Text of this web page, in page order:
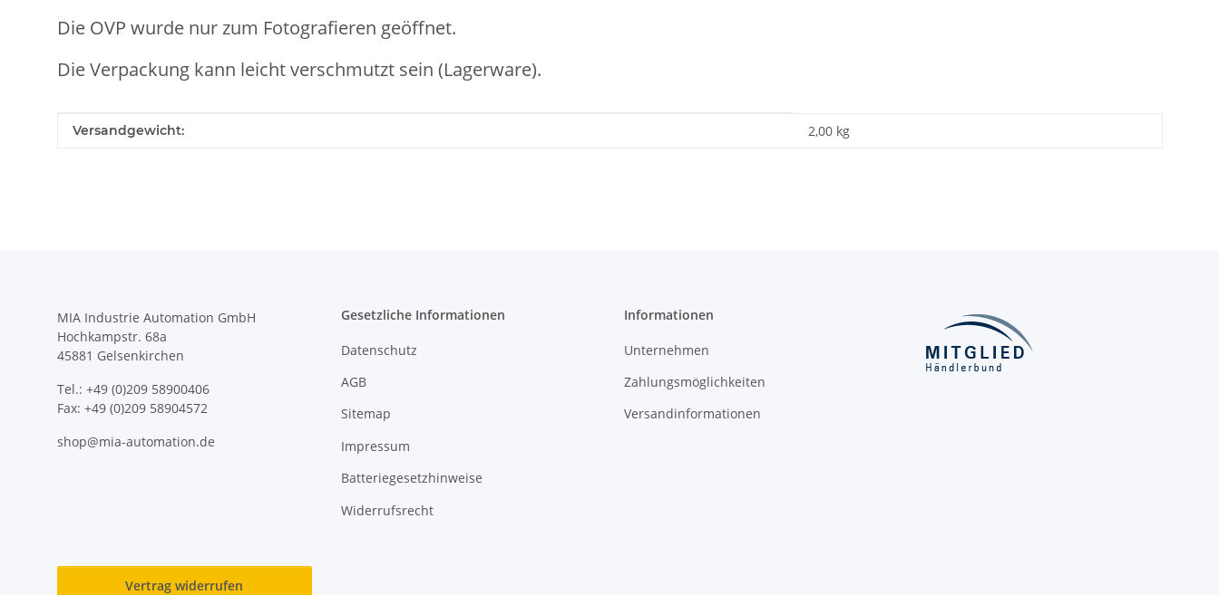
Die OVP wurde nur zum Fotografieren geöffnet.
Die Verpackung kann leicht verschmutzt sein (Lagerware).
Produkteigenschaft
Wert
Versandgewicht: 2,00 kg
MIA Industrie Automation GmbH
Hochkampstr. 68a
45881 Gelsenkirchen
Tel.: +49 (0)209 58900406
Fax: +49 (0)209 58904572
shop@mia-automation.de
Gesetzliche Informationen
Datenschutz
AGB
Sitemap
Impressum
Batteriegesetzhinweise
Widerrufsrecht
Informationen
Unternehmen
Zahlungsmöglichkeiten
Versandinformationen
Vertrag widerrufen